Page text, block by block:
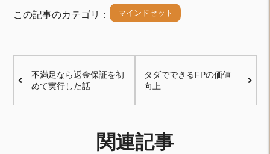
この記事のカテゴリ： マインドセット
不満足なら返金保証を初
めて実行した話
タダでできるFPの価値
向上
関連記事